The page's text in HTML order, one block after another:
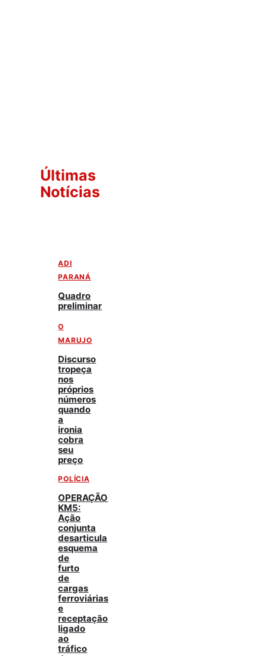
Últimas
Notícias
ADI
PARANÁ
Quadro
preliminar
O
MARUJO
Discurso
tropeça
nos
próprios
números
quando
a
ironia
cobra
seu
preço
POLÍCIA
OPERAÇÃO
KM5:
Ação
conjunta
desarticula
esquema
de
furto
de
cargas
ferroviárias
e
receptação
ligado
ao
tráfico